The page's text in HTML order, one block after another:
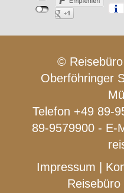
©
Oberföhringer
Telefon +49 89-
89-9579900 - E-
Impressum